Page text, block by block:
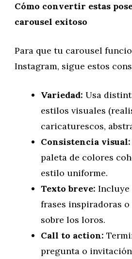
Cómo convertir estas
carousel exitoso
Para que tu carousel
Instagram, sigue estos
Variedad: Usa
estilos visuales
caricaturescos,
Consistencia visual:
paleta de colores
estilo uniforme.
Texto breve: Incluye
frases inspiradoras
sobre los loros.
Call to action:
pregunta o